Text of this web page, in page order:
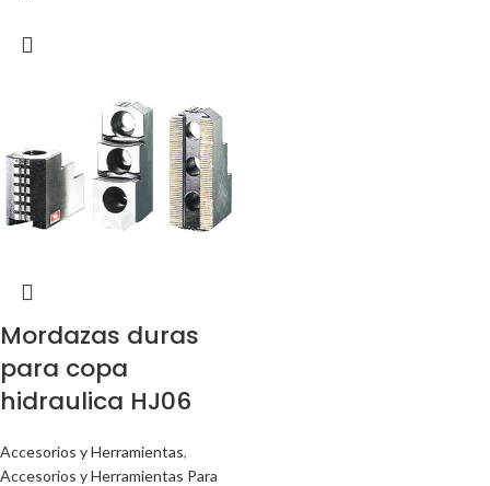
Mordazas duras
para copa
hidraulica HJ06
Accesorios y Herramientas,
Accesorios y Herramientas Para